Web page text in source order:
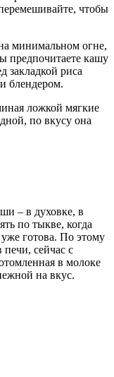
чтобы
минимальном огне,
предпочитаете кашу
закладкой риса
блендером.
ложкой мягкие
по вкусу она
– в духовке, в
по тыкве, когда
уже готова. По этому
печи, сейчас с
в молоке
на вкус.